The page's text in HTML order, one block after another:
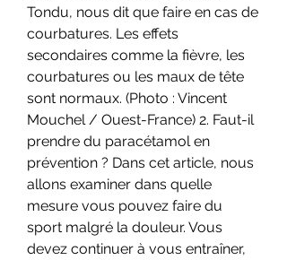
Tondu, nous dit que faire en cas de
courbatures. Les effets
secondaires comme la fièvre, les
courbatures ou les maux de tête
sont normaux. (Photo : Vincent
Mouchel / Ouest-France) 2. Faut-il
prendre du paracétamol en
prévention ? Dans cet article, nous
allons examiner dans quelle
mesure vous pouvez faire du
sport malgré la douleur. Vous
devez continuer à vous entraîner,